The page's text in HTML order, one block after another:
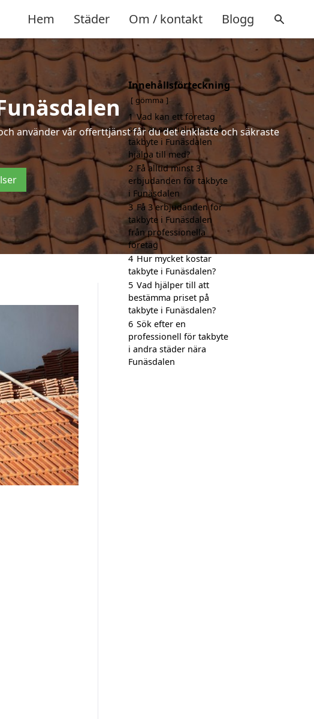
Hem Städer Om / kontakt Blogg
använder vår offerttjänst får du det enklaste och säkraste
Innehållsförteckning
gömma
1 Vad kan ett företag
som är specialiserat på
takbyte i Funäsdalen
hjälpa till med?
2 Få alltid minst 3
erbjudanden för takbyte
i Funäsdalen
3 Få 3 erbjudanden för
takbyte i Funäsdalen
från professionella
företag
4 Hur mycket kostar
takbyte i Funäsdalen?
5 Vad hjälper till att
bestämma priset på
takbyte i Funäsdalen?
6 Sök efter en
professionell för takbyte
i andra städer nära
Funäsdalen